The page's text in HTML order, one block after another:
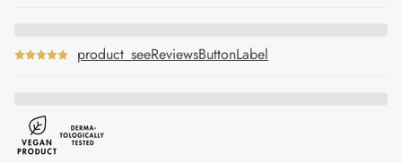
product_seeReviewsButtonLabel